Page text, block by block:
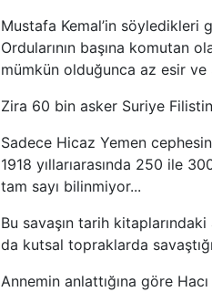
Mustafa Kemal’in söyledikleri
Ordularının başına komutan
mümkün olduğunca az esir
Zira 60 bin asker Suriye
Sadece Hicaz Yemen
1918 yıllarıarasında 250 ile
tam sayı bilinmiyor...
Bu savaşın tarih
da kutsal topraklarda
Annemin anlattığına göre